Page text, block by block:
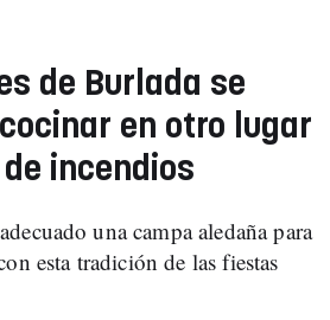
de Burlada se
en otro lugar
incendios
una campa aledaña para
esta tradición de las fiestas